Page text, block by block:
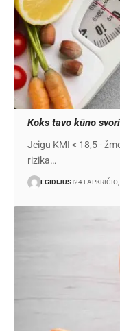
Koks tavo kūno
Jeigu KMI < 18,5 -
rizika…
EGIDIJUS 24